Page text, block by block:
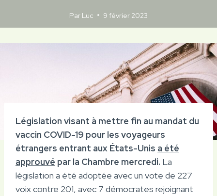
Par Luc 9 février 2023
Législation visant à mettre fin au mandat du
vaccin COVID-19 pour les voyageurs
étrangers entrant aux États-Unis a été
approuvé par la Chambre mercredi. La
législation a été adoptée avec un vote de 227
voix contre 201, avec 7 démocrates rejoignant